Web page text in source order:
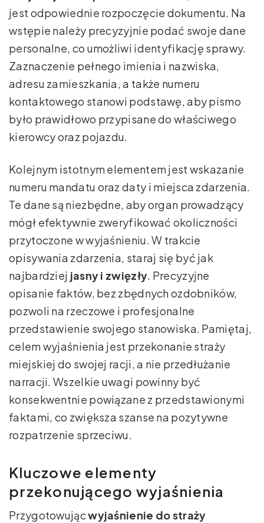
jest odpowiednie rozpoczęcie dokumentu. Na
wstępie należy precyzyjnie podać swoje dane
personalne, co umożliwi identyfikację sprawy.
Zaznaczenie pełnego imienia i nazwiska,
adresu zamieszkania, a także numeru
kontaktowego stanowi podstawę, aby pismo
było prawidłowo przypisane do właściwego
kierowcy oraz pojazdu.
Kolejnym istotnym elementem jest wskazanie
numeru mandatu oraz daty i miejsca zdarzenia.
Te dane są niezbędne, aby organ prowadzący
mógł efektywnie zweryfikować okoliczności
przytoczone w wyjaśnieniu. W trakcie
opisywania zdarzenia, staraj się być jak
najbardziej jasny i zwięzły. Precyzyjne
opisanie faktów, bez zbędnych ozdobników,
pozwoli na rzeczowe i profesjonalne
przedstawienie swojego stanowiska. Pamiętaj,
celem wyjaśnienia jest przekonanie straży
miejskiej do swojej racji, a nie przedłużanie
narracji. Wszelkie uwagi powinny być
konsekwentnie powiązane z przedstawionymi
faktami, co zwiększa szanse na pozytywne
rozpatrzenie sprzeciwu.
Kluczowe elementy
przekonującego wyjaśnienia
Przygotowującwyjaśnienie do straży